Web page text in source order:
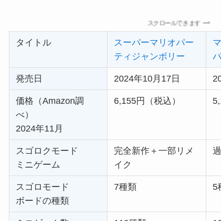
スクロールできます
タイトル
スーパーマリオパー
ティジャンボリー
発売日 2024年10月17日
価格（Amazon調
べ）
2024年11月
6,155円（税込）
スゴロクモード
ミニゲーム
完全新作＋一部リメ
イク
スゴロモード
ボードの種類
7種類 5